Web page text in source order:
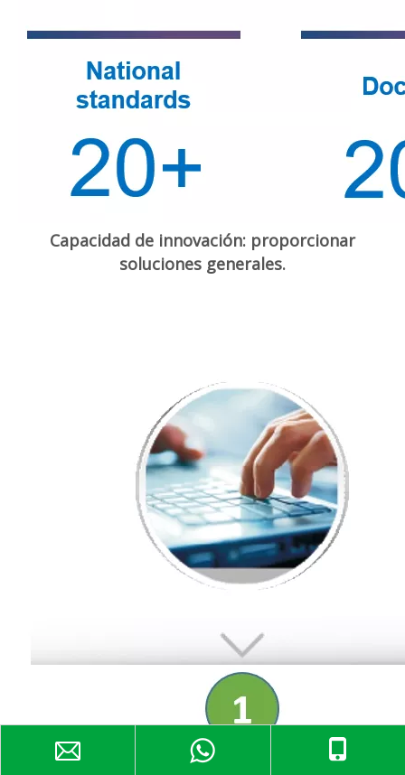
Capacidad de innovación: proporcionar
soluciones generales.